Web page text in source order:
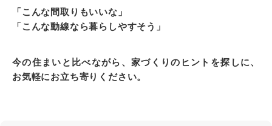
「こんな間取りもいいな」
「こんな動線なら暮らしやすそう」
今の住まいと比べながら、家づくりのヒントを探しに、
お気軽にお立ち寄りください。